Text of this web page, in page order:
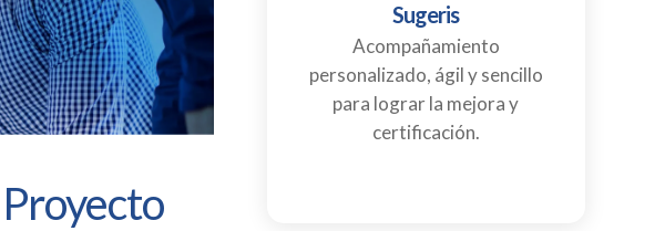
Sugeris
Acompañamiento
personalizado, ágil y sencillo
para lograr la mejora y
certificación.